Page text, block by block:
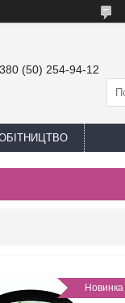
(50) 254-94-12
Новинка